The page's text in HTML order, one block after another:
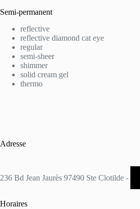
Semi-permanent
reflective
reflective diamond cat eye
regular
semi-sheer
shimmer
solid cream gel
thermo
Adresse
236 Bd Jean Jaurès 97490 Ste Clotilde -
Horaires